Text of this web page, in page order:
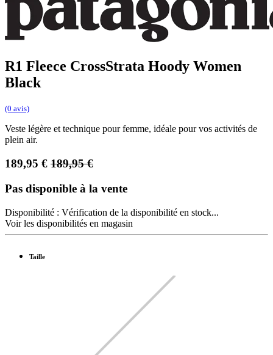
R1 Fleece CrossStrata Hoody Women
Black
(0 avis)
Veste légère et technique pour femme, idéale pour vos activités de
plein air.
189,95 € 189,95€
Pas disponible à la vente
Disponibilité : Vérification de la disponibilité en stock...
Voir les disponibilités en magasin
Taille